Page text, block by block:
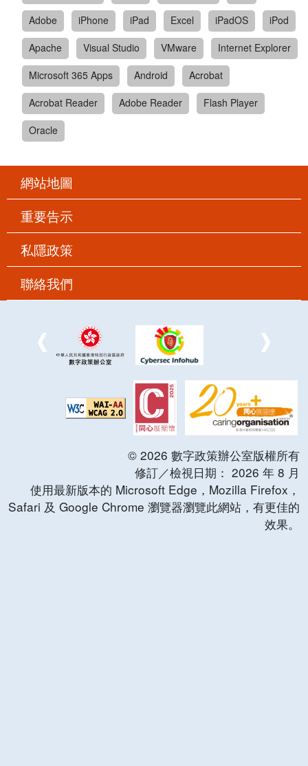
Adobe
iPhone iPad Excel iPadOS
iPod
Apache
Visual Studio VMware
Internet Explorer
Microsoft 365 Apps
Android
Acrobat
Acrobat Reader
Adobe Reader
Flash Player
Oracle
網站地圖
重要告示
私隱政策
聯絡我們
© 2026 數字政策辦公室版權所有
修訂／檢視日期： 2026 年 8 月
使用最新版本的 Microsoft Edge，Mozilla Firefox，
Safari 及 Google Chrome 瀏覽器瀏覽此網站，有更佳的
效果。